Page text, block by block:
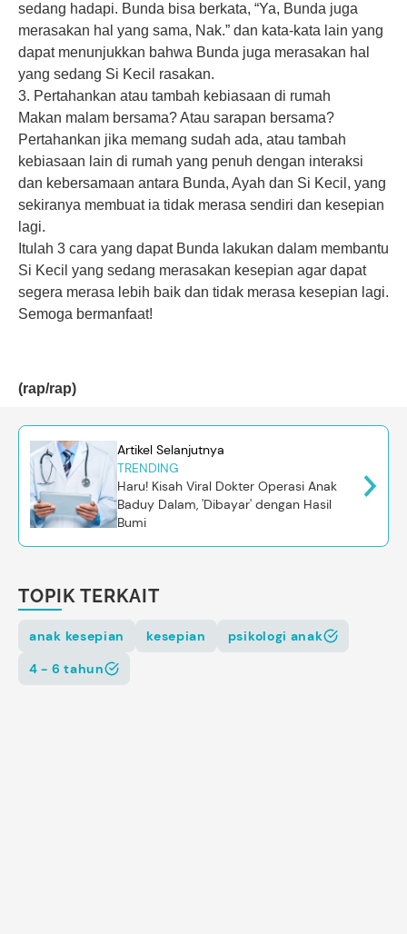
sedang hadapi. Bunda bisa berkata, “Ya, Bunda juga
merasakan hal yang sama, Nak.” dan kata-kata lain yang
dapat menunjukkan bahwa Bunda juga merasakan hal
yang sedang Si Kecil rasakan.
3. Pertahankan atau tambah kebiasaan di rumah
Makan malam bersama? Atau sarapan bersama?
Pertahankan jika memang sudah ada, atau tambah
kebiasaan lain di rumah yang penuh dengan interaksi
dan kebersamaan antara Bunda, Ayah dan Si Kecil, yang
sekiranya membuat ia tidak merasa sendiri dan kesepian
lagi.
Itulah 3 cara yang dapat Bunda lakukan dalam membantu
Si Kecil yang sedang merasakan kesepian agar dapat
segera merasa lebih baik dan tidak merasa kesepian lagi.
Semoga bermanfaat!
(rap/rap)
Artikel Selanjutnya
TRENDING
Haru! Kisah Viral Dokter Operasi Anak
Baduy Dalam, 'Dibayar' dengan Hasil
Bumi
TOPIK TERKAIT
anak kesepian kesepian
psikologi anak
4 - 6 tahun